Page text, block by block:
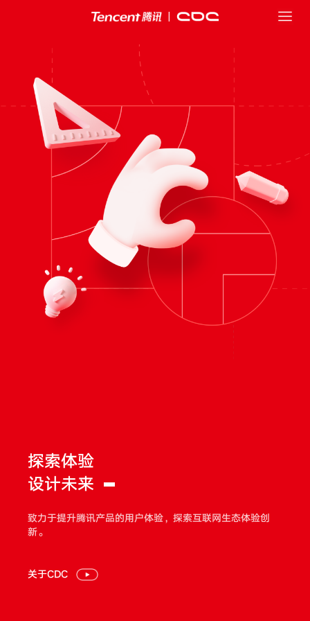
探索体验
设计未来
致力于提升腾讯产品的用户体验，探索互联网生态体验创
新。
关于CDC